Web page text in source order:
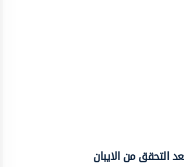
التحقق من الايبان